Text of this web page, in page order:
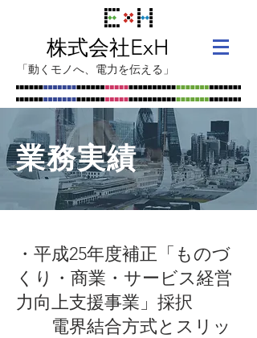
株式会社ExH
「動くモノへ、電力を伝える」
業務実績
・平成25年度補正「ものづ
くり・商業・サービス経営
力向上支援事業」採択
​ 電界結合方式とスリッ